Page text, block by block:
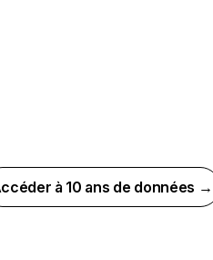
à 10 ans de données →